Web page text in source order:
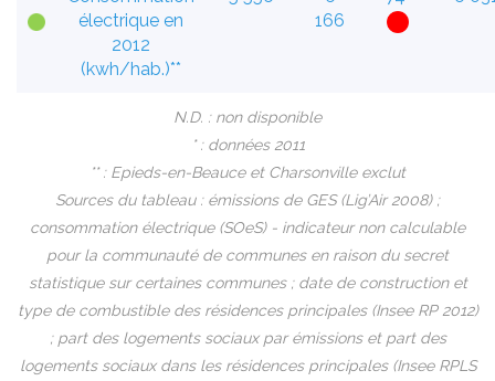
électrique en
2012
(kwh/hab.)**
166
N.D. : non disponible
* : données 2011
** : Epieds-en-Beauce et Charsonville exclut
Sources du tableau : émissions de GES (Lig’Air 2008) ;
consommation électrique (SOeS) - indicateur non calculable
pour la communauté de communes en raison du secret
statistique sur certaines communes ; date de construction et
type de combustible des résidences principales (Insee RP 2012)
; part des logements sociaux par émissions et part des
logements sociaux dans les résidences principales (Insee RPLS